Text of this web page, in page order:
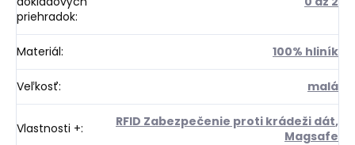
priehradok:
Materiál: 100% hliník
Veľkosť: malá
Vlastnosti +: RFID Zabezpečenie proti krádeži dát,
Magsafe